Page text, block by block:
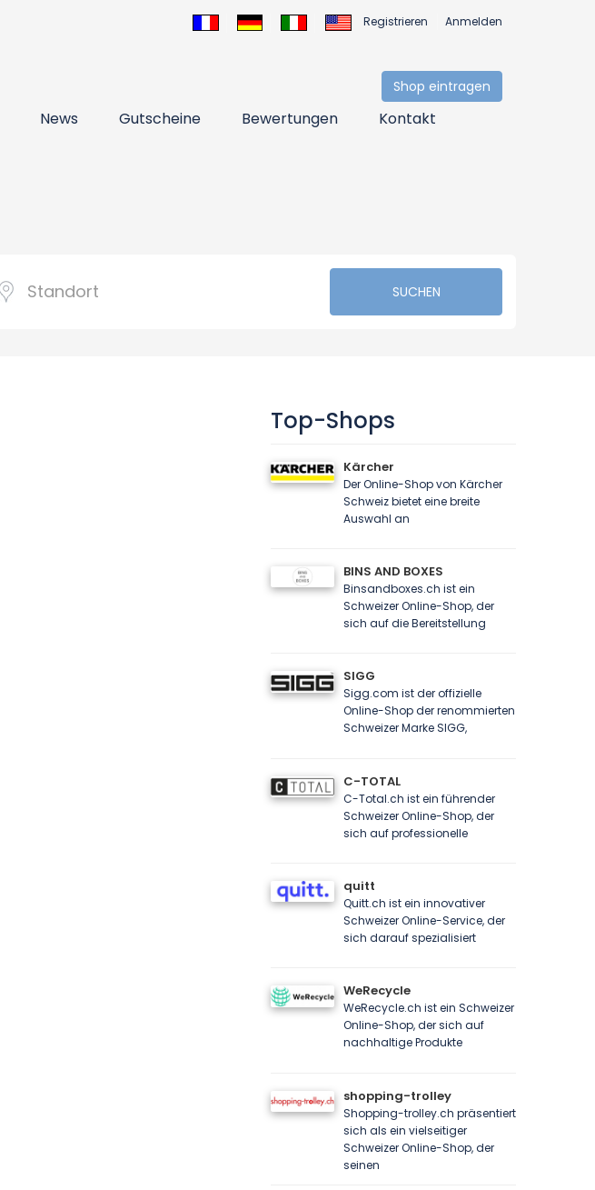
Registrieren Anmelden
Shop eintragen
News Gutscheine Bewertungen Kontakt
SUCHEN
Top-Shops
Kärcher
Der Online-Shop von Kärcher
Schweiz bietet eine breite
Auswahl an
BINS AND BOXES
Binsandboxes.ch ist ein
Schweizer Online-Shop, der
sich auf die Bereitstellung
SIGG
Sigg.com ist der offizielle
Online-Shop der renommierten
Schweizer Marke SIGG,
C-TOTAL
C-Total.ch ist ein führender
Schweizer Online-Shop, der
sich auf professionelle
quitt
Quitt.ch ist ein innovativer
Schweizer Online-Service, der
sich darauf spezialisiert
WeRecycle
WeRecycle.ch ist ein Schweizer
Online-Shop, der sich auf
nachhaltige Produkte
shopping-trolley
Shopping-trolley.ch präsentiert
sich als ein vielseitiger
Schweizer Online-Shop, der
seinen